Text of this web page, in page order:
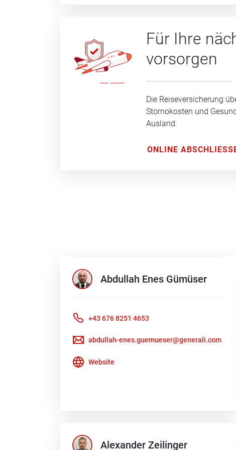
Für Ihre
vorsorgen
Die Reiseversicherung
Stornokosten und
Ausland.
ONLINE
Abdullah Enes Gümüser
+43 676 8251 4653
abdullah-enes.guemueser@generali.com
Website
Alexander Zeilinger